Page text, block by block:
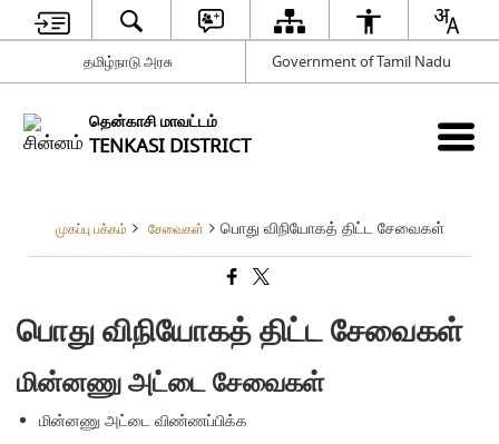
தமிழ்நாடு அரசு Government of Tamil Nadu
தென்காசி மாவட்டம்
TENKASI DISTRICT
முகப்பு பக்கம் சேவைகள் பொது விநியோகத் திட்ட சேவைகள்
பொது விநியோகத் திட்ட சேவைகள்
மின்னணு அட்டை சேவைகள்
மின்னணு அட்டை விண்ணப்பிக்க